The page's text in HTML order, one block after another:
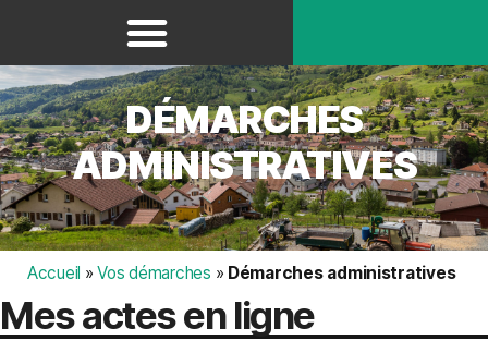
DÉMARCHES
ADMINISTRATIVES
Accueil »Vos démarches » Démarches administratives
Mes actes en ligne